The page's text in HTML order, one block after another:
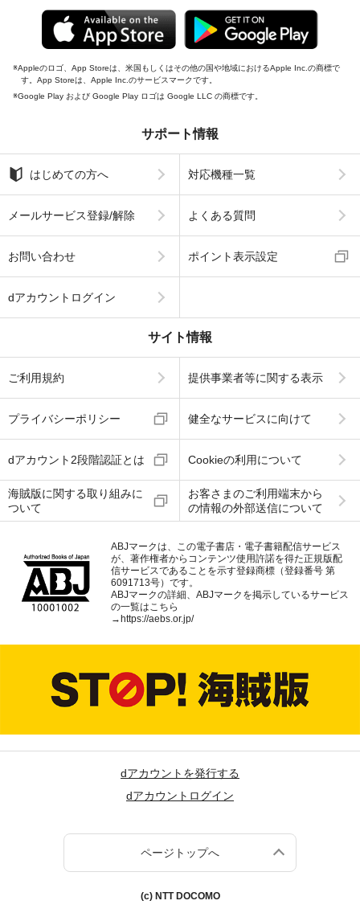
Appleのロゴ、App Storeは、米国もしくはその他の国や地域におけるApple Inc.の商標で
す。App Storeは、Apple Inc.のサービスマークです。
Google Play および Google Play ロゴは Google LLC の商標です。
サポート情報
はじめての方へ 対応機種一覧
メールサービス登録/解除 よくある質問
お問い合わせ ポイント表示設定
dアカウントログイン
サイト情報
ご利用規約 提供事業者等に関する表示
プライバシーポリシー 健全なサービスに向けて
dアカウント2段階認証とは Cookieの利用について
海賊版に関する取り組みに
ついて
お客さまのご利用端末から
の情報の外部送信について
ABJマークは、この電子書店・電子書籍配信サービス
が、著作権者からコンテンツ使用許諾を得た正規版配
信サービスであることを示す登録商標（登録番号 第
6091713号）です。
ABJマークの詳細、ABJマークを掲示しているサービス
の一覧はこちら
→https://aebs.or.jp/
dアカウントを発行する
dアカウントログイン
ページトップへ
(c) NTT DOCOMO